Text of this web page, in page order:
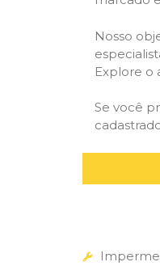
Nosso
Explore o
Se você